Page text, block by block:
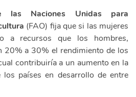
las Naciones Unidas para
(FAO) fija que si las mujeres
a recursos que los hombres,
20% a 30% el rendimiento de los
contribuiría a un aumento en la
los países en desarrollo de entre